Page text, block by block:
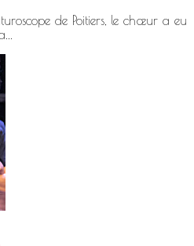
de Poitiers, le chœur a eu